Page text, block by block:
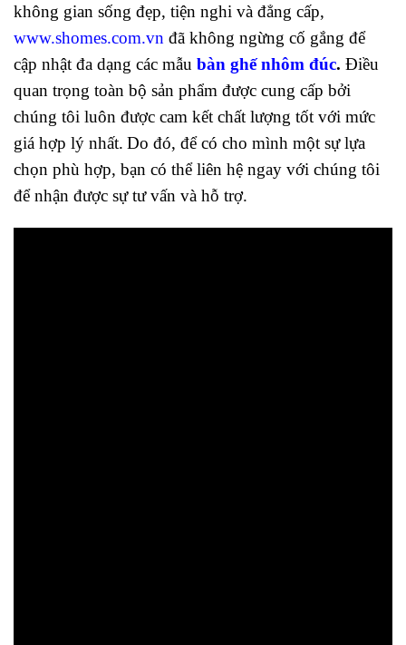
không gian sống đẹp, tiện nghi và đẳng cấp,
www.shomes.com.vn đã không ngừng cố gắng để
cập nhật đa dạng các mẫu bàn ghế nhôm đúc. Điều
quan trọng toàn bộ sản phẩm được cung cấp bởi
chúng tôi luôn được cam kết chất lượng tốt với mức
giá hợp lý nhất. Do đó, để có cho mình một sự lựa
chọn phù hợp, bạn có thể liên hệ ngay với chúng tôi
để nhận được sự tư vấn và hỗ trợ.